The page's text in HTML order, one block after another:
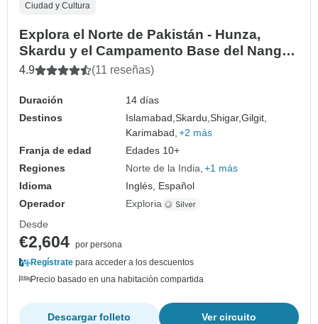
Ciudad y Cultura
Explora el Norte de Pakistán - Hunza,
Skardu y el Campamento Base del Nanga
Parbat
4.9 (11 reseñas)
Duración
14 días
Destinos
Islamabad,Skardu,Shigar,Gilgit,
Karimabad, +2 más
Franja de edad
Edades 10+
Regiones
Norte de la India +1 más
Idioma
Inglés, Español
Operador
Exploria
Desde
€2,604 por persona
Regístrate para acceder a los descuentos
Precio basado en una habitación compartida
Ver circuito
Descargar folleto